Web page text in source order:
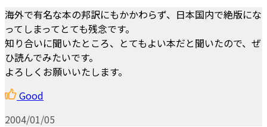
海外で有名な本の邦訳にもかかわらず、日本国内で絶版にな
ってしまってとても残念です。
知り合いに聞いたところ、とてもよい本だと聞いたので、ぜ
ひ読んでみたいです。
よろしくお願いいたします。
Good
2004/01/05